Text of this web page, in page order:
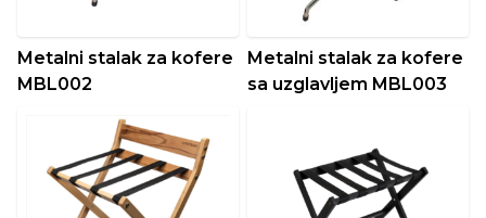
Metalni stalak za kofere
MBL002
Metalni stalak za kofere
sa uzglavljem MBL003